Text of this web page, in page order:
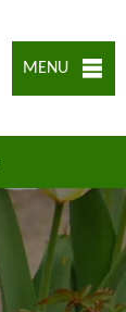
MENU